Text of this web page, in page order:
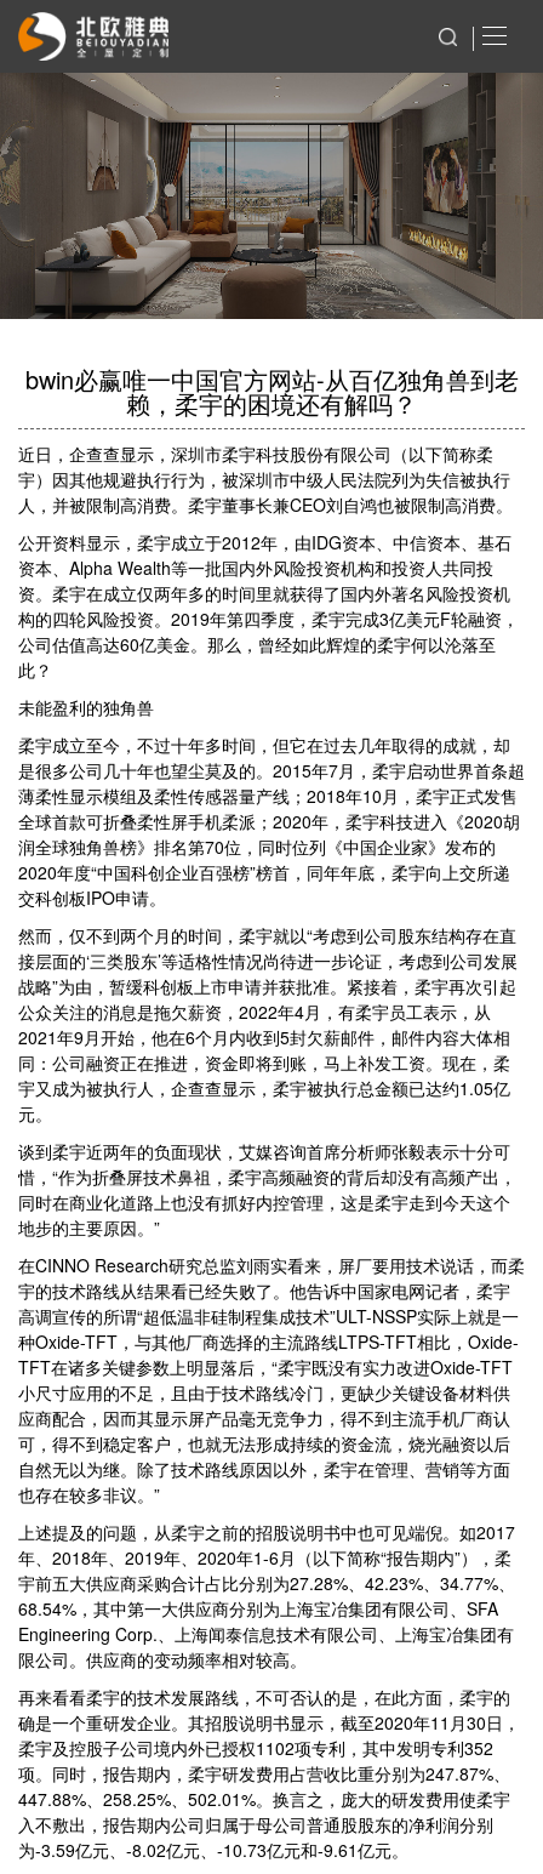
bwin必赢唯一中国官方网站-从百亿独角兽到老
赖，柔宇的困境还有解吗？
近日，企查查显示，深圳市柔宇科技股份有限公司（以下简称柔
宇）因其他规避执行行为，被深圳市中级人民法院列为失信被执行
人，并被限制高消费。柔宇董事长兼CEO刘自鸿也被限制高消费。
公开资料显示，柔宇成立于2012年，由IDG资本、中信资本、基石
资本、Alpha Wealth等一批国内外风险投资机构和投资人共同投
资。柔宇在成立仅两年多的时间里就获得了国内外著名风险投资机
构的四轮风险投资。2019年第四季度，柔宇完成3亿美元F轮融资，
公司估值高达60亿美金。那么，曾经如此辉煌的柔宇何以沦落至
此？
未能盈利的独角兽
柔宇成立至今，不过十年多时间，但它在过去几年取得的成就，却
是很多公司几十年也望尘莫及的。2015年7月，柔宇启动世界首条超
薄柔性显示模组及柔性传感器量产线；2018年10月，柔宇正式发售
全球首款可折叠柔性屏手机柔派；2020年，柔宇科技进入《2020胡
润全球独角兽榜》排名第70位，同时位列《中国企业家》发布的
2020年度“中国科创企业百强榜”榜首，同年年底，柔宇向上交所递
交科创板IPO申请。
然而，仅不到两个月的时间，柔宇就以“考虑到公司股东结构存在直
接层面的‘三类股东’等适格性情况尚待进一步论证，考虑到公司发展
战略”为由，暂缓科创板上市申请并获批准。紧接着，柔宇再次引起
公众关注的消息是拖欠薪资，2022年4月，有柔宇员工表示，从
2021年9月开始，他在6个月内收到5封欠薪邮件，邮件内容大体相
同：公司融资正在推进，资金即将到账，马上补发工资。现在，柔
宇又成为被执行人，企查查显示，柔宇被执行总金额已达约1.05亿
元。
谈到柔宇近两年的负面现状，艾媒咨询首席分析师张毅表示十分可
惜，“作为折叠屏技术鼻祖，柔宇高频融资的背后却没有高频产出，
同时在商业化道路上也没有抓好内控管理，这是柔宇走到今天这个
地步的主要原因。”
在CINNO Research研究总监刘雨实看来，屏厂要用技术说话，而柔
宇的技术路线从结果看已经失败了。他告诉中国家电网记者，柔宇
高调宣传的所谓“超低温非硅制程集成技术”ULT-NSSP实际上就是一
种Oxide-TFT，与其他厂商选择的主流路线LTPS-TFT相比，Oxide-
TFT在诸多关键参数上明显落后，“柔宇既没有实力改进Oxide-TFT
小尺寸应用的不足，且由于技术路线冷门，更缺少关键设备材料供
应商配合，因而其显示屏产品毫无竞争力，得不到主流手机厂商认
可，得不到稳定客户，也就无法形成持续的资金流，烧光融资以后
自然无以为继。除了技术路线原因以外，柔宇在管理、营销等方面
也存在较多非议。”
上述提及的问题，从柔宇之前的招股说明书中也可见端倪。如2017
年、2018年、2019年、2020年1-6月（以下简称“报告期内”），柔
宇前五大供应商采购合计占比分别为27.28%、42.23%、34.77%、
68.54%，其中第一大供应商分别为上海宝冶集团有限公司、SFA
Engineering Corp.、上海闻泰信息技术有限公司、上海宝冶集团有
限公司。供应商的变动频率相对较高。
再来看看柔宇的技术发展路线，不可否认的是，在此方面，柔宇的
确是一个重研发企业。其招股说明书显示，截至2020年11月30日，
柔宇及控股子公司境内外已授权1102项专利，其中发明专利352
项。同时，报告期内，柔宇研发费用占营收比重分别为247.87%、
447.88%、258.25%、502.01%。换言之，庞大的研发费用使柔宇
入不敷出，报告期内公司归属于母公司普通股股东的净利润分别
为-3.59亿元、-8.02亿元、-10.73亿元和-9.61亿元。